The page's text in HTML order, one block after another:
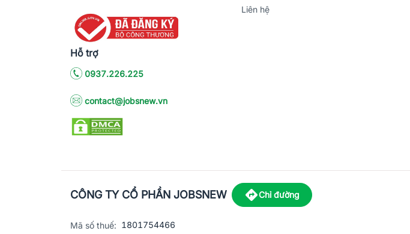
Hỗ trợ
0937.226.225
contact@jobsnew.vn
Liên hệ
CÔNG TY CỔ PHẦN JOBSNEW Chỉ đường
Mã số thuế: 1801754466